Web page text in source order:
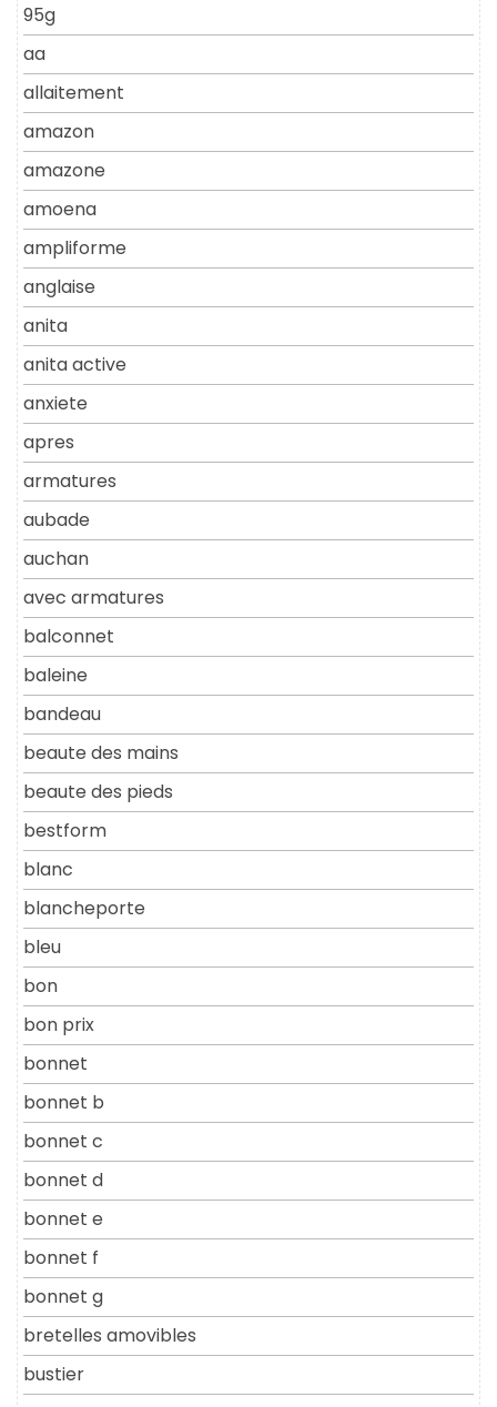
95g
aa
allaitement
amazon
amazone
amoena
ampliforme
anglaise
anita
anita active
anxiete
apres
armatures
aubade
auchan
avec armatures
balconnet
baleine
bandeau
beaute des mains
beaute des pieds
bestform
blanc
blancheporte
bleu
bon
bon prix
bonnet
bonnet b
bonnet c
bonnet d
bonnet e
bonnet f
bonnet g
bretelles amovibles
bustier